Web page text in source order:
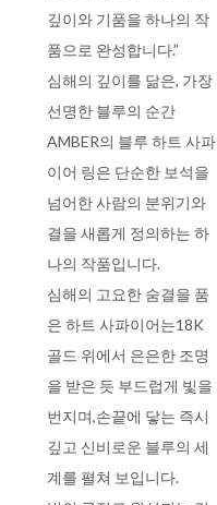
깊이와 기품을 하나의 작
품으로 완성합니다.”
심해의 깊이를 닮은, 가장
선명한 블루의 순간
AMBER의 블루 하트 사파
이어 링은 단순한 보석을
넘어한 사람의 분위기와
결을 새롭게 정의하는 하
나의 작품입니다.
심해의 고요한 숨결을 품
은 하트 사파이어는18K
골드 위에서 은은한 조명
을 받은 듯 부드럽게 빛을
번지며,손끝에 닿는 즉시
깊고 신비로운 블루의 세
계를 펼쳐 보입니다.